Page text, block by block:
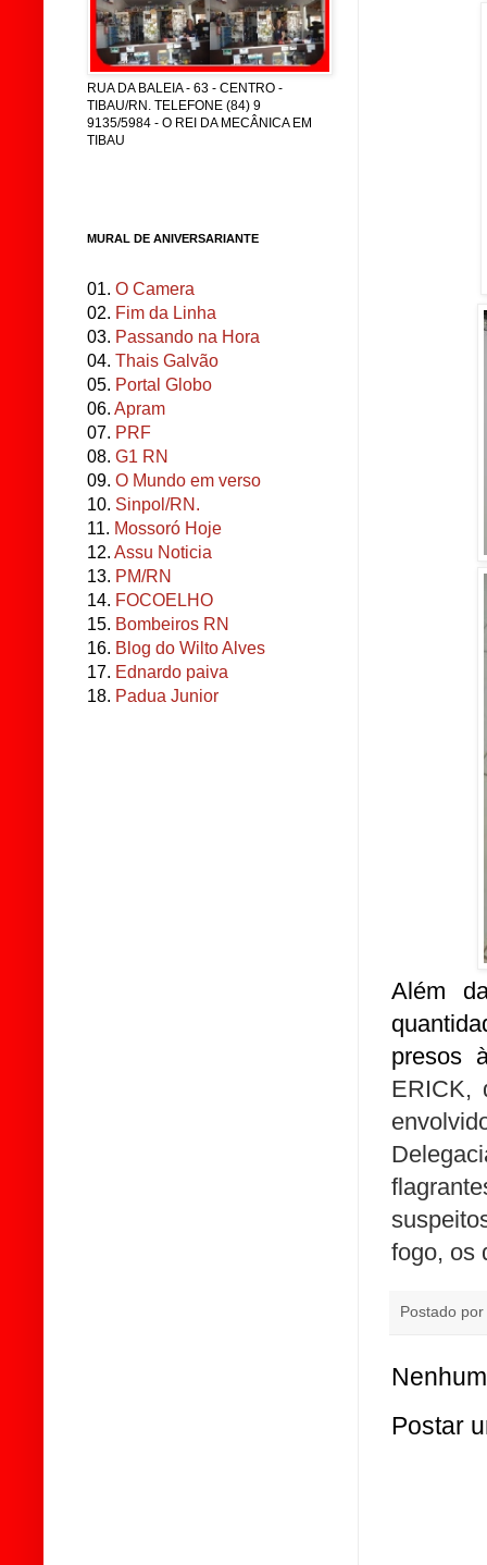
Além
presos
ERICK,
fogo, os
Postado por
Postar
RUA DA BALEIA - 63 - CENTRO -
TIBAU/RN. TELEFONE (84) 9
9135/5984 - O REI DA MECÂNICA EM
TIBAU
MURAL DE ANIVERSARIANTE
01. O Camera
02. Fim da Linha
03. Passando na Hora
04. Thais Galvão
05. Portal Globo
06. Apram
07. PRF
08. G1 RN
09. O Mundo em verso
10. Sinpol/RN.
11. Mossoró Hoje
12. Assu Noticia
13. PM/RN
14. FOCOELHO
15. Bombeiros RN
16. Blog do Wilto Alves
17. Ednardo paiva
18. Padua Junior